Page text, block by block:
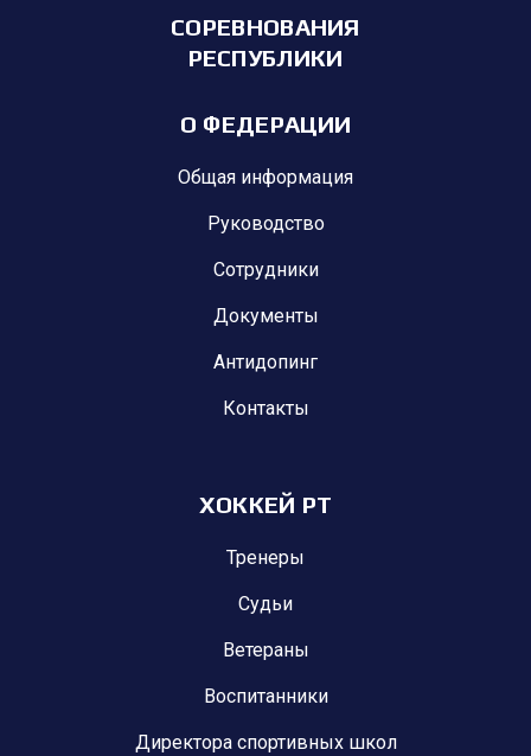
СОРЕВНОВАНИЯ
РЕСПУБЛИКИ
О ФЕДЕРАЦИИ
Общая информация
Руководство
Сотрудники
Документы
Антидопинг
Контакты
ХОККЕЙ РТ
Тренеры
Судьи
Ветераны
Воспитанники
Директора спортивных школ